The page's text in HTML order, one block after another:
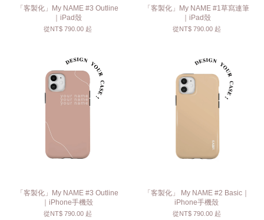
「客製化」My NAME #3 Outline
｜iPad殼
從NT$ 790.00 起
「客製化」My NAME #1草寫連筆
｜iPad殼
從NT$ 790.00 起
「客製化」My NAME #3 Outline
｜iPhone手機殼
從NT$ 790.00 起
「客製化」 My NAME #2 Basic｜
iPhone手機殼
從NT$ 790.00 起